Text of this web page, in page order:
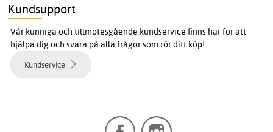
Kundsupport
Vår kunniga och tillmötesgående kundservice finns här för att
hjälpa dig och svara på alla frågor som rör ditt köp!
Kundservice